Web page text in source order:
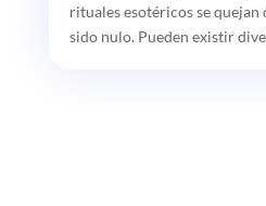
rituales esotéricos se quejan
sido nulo. Pueden existir